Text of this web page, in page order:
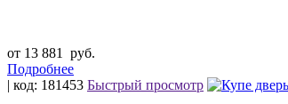
от 13 881
руб.
Подробнее
| код: 181453 Быстрый просмотр